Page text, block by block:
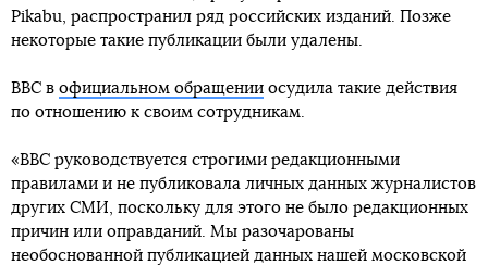
Pikabu, распространил ряд российских изданий. Позже
некоторые такие публикации были удалены.
BBC в официальном обращении осудила такие действия
по отношению к своим сотрудникам.
«BBC руководствуется строгими редакционными
правилами и не публиковала личных данных журналистов
других СМИ, поскольку для этого не было редакционных
причин или оправданий. Мы разочарованы
необоснованной публикацией данных нашей московской